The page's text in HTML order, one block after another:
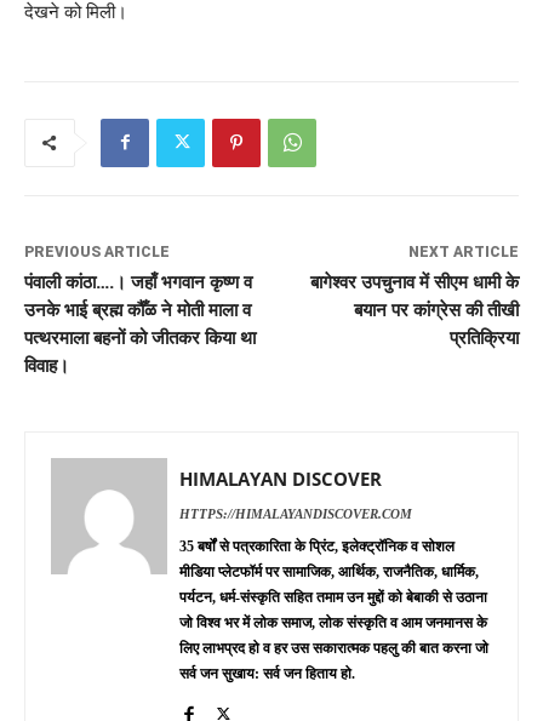
देखने को मिली।
PREVIOUS ARTICLE
पंवाली कांठा….। जहाँ भगवान कृष्ण व
उनके भाई ब्रह्म कौँळ ने मोती माला व
पत्थरमाला बहनों को जीतकर किया था
विवाह।
NEXT ARTICLE
बागेश्वर उपचुनाव में सीएम धामी के
बयान पर कांग्रेस की तीखी
प्रतिक्रिया
HIMALAYAN DISCOVER
HTTPS://HIMALAYANDISCOVER.COM
35 बर्षों से पत्रकारिता के प्रिंट, इलेक्ट्रॉनिक व सोशल
मीडिया प्लेटफॉर्म पर सामाजिक, आर्थिक, राजनैतिक, धार्मिक,
पर्यटन, धर्म-संस्कृति सहित तमाम उन मुद्दों को बेबाकी से उठाना
जो विश्व भर में लोक समाज, लोक संस्कृति व आम जनमानस के
लिए लाभप्रद हो व हर उस सकारात्मक पहलु की बात करना जो
सर्व जन सुखाय: सर्व जन हिताय हो.